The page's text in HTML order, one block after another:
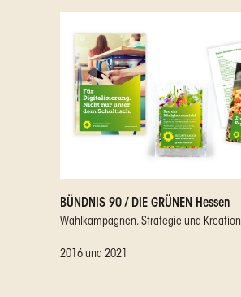
BÜNDNIS 90 / DIE GRÜNEN Hessen
Wahlkampagnen, Strategie und Kreation
2016 und 2021